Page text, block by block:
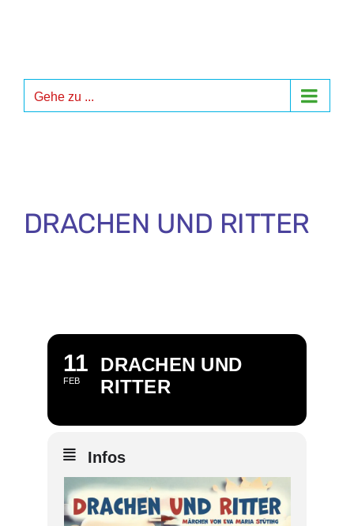
Gehe zu ...
DRACHEN UND RITTER
11
FEB
DRACHEN UND
RITTER
Infos